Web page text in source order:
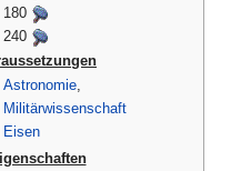
180
240
Astronomie,
Militärwissenschaft
Eisen